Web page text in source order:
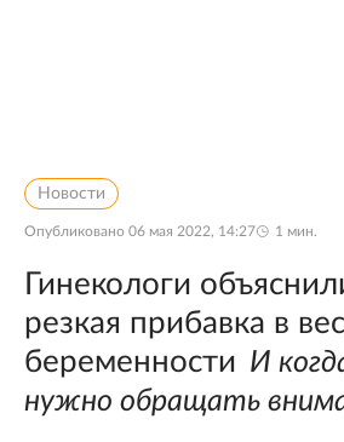
Новости
Опубликовано 06 мая 2022, 14:27 1 мин.
Гинекологи
резкая прибавка в
беременности И
нужно обращать